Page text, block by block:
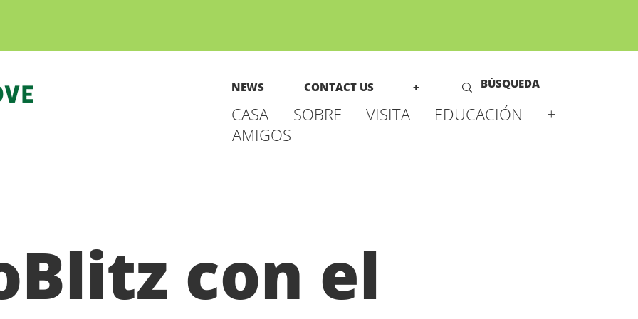
NEWS CONTACT US +
CASA SOBRE VISITA EDUCACIÓN
+
AMIGOS
con el